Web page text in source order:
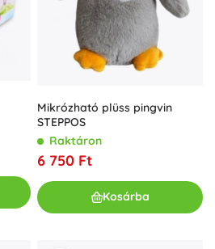
a játékot
teszik fiúknak és
Toys
remek ajándékötlet
rengeteg inspirációt és örömöt
Mikrózható plüss pingvin
STEPPOS
Raktáron
6 750 Ft
Kosárba